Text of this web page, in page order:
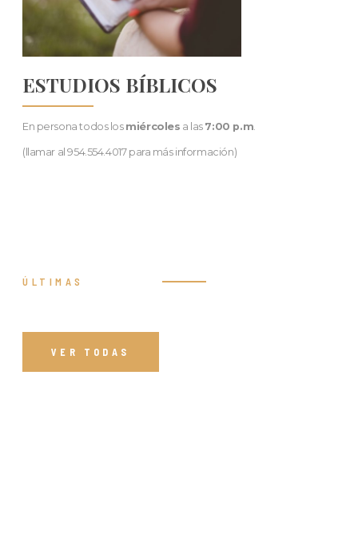
ESTUDIOS BÍBLICOS
En persona todos los miércoles a las 7:00 p.m.
(llamar al 954.554.4017 para más información)
ÚLTIMAS
VER TODAS